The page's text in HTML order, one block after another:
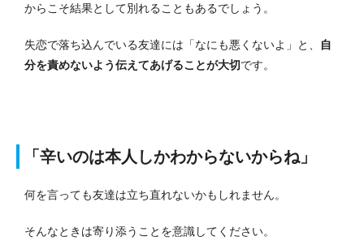
からこそ結果として別れることもあるでしょう。
失恋で落ち込んでいる友達には「なにも悪くないよ」と、
自
分を責めないよう伝えてあげることが大切です。
「辛いのは本人しかわからないからね」
何を言っても友達は立ち直れないかもしれません。
そんなときは寄り添うことを意識してください。